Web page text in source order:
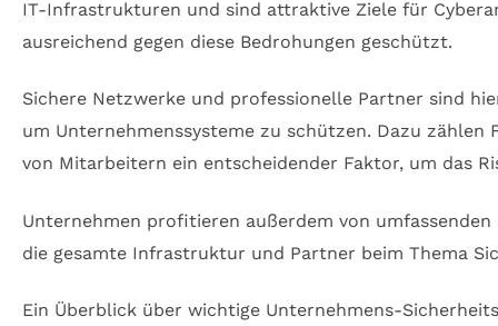
IT-Infrastrukturen und sind attraktive Ziele für
ausreichend gegen diese Bedrohungen geschützt.
Sichere Netzwerke und professionelle Partner sind
um Unternehmenssysteme zu schützen. Dazu
von Mitarbeitern ein entscheidender Faktor, um das
Unternehmen profitieren außerdem von
die gesamte Infrastruktur und Partner beim Thema
Ein Überblick über wichtige Unternehmens-